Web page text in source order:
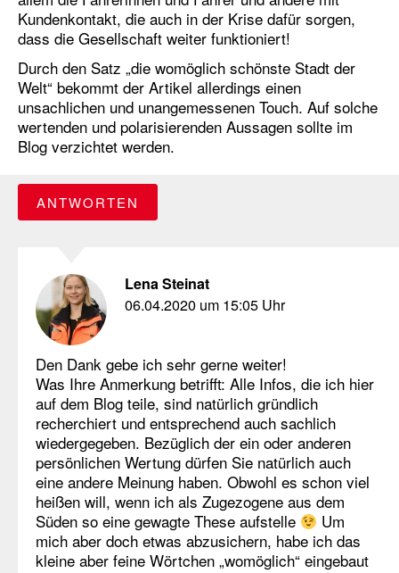
Kundenkontakt, die auch in der Krise dafür sorgen,
dass die Gesellschaft weiter funktioniert!
Durch den Satz „die womöglich schönste Stadt der
Welt“ bekommt der Artikel allerdings einen
unsachlichen und unangemessenen Touch. Auf solche
wertenden und polarisierenden Aussagen sollte im
Blog verzichtet werden.
ANTWORTEN
Lena Steinat
06.04.2020 um 15:05 Uhr
Den Dank gebe ich sehr gerne weiter!
Was Ihre Anmerkung betrifft: Alle Infos, die ich hier
auf dem Blog teile, sind natürlich gründlich
recherchiert und entsprechend auch sachlich
wiedergegeben. Bezüglich der ein oder anderen
persönlichen Wertung dürfen Sie natürlich auch
eine andere Meinung haben. Obwohl es schon viel
heißen will, wenn ich als Zugezogene aus dem
Süden so eine gewagte These aufstelle
Um
mich aber doch etwas abzusichern, habe ich das
kleine aber feine Wörtchen „womöglich“ eingebaut